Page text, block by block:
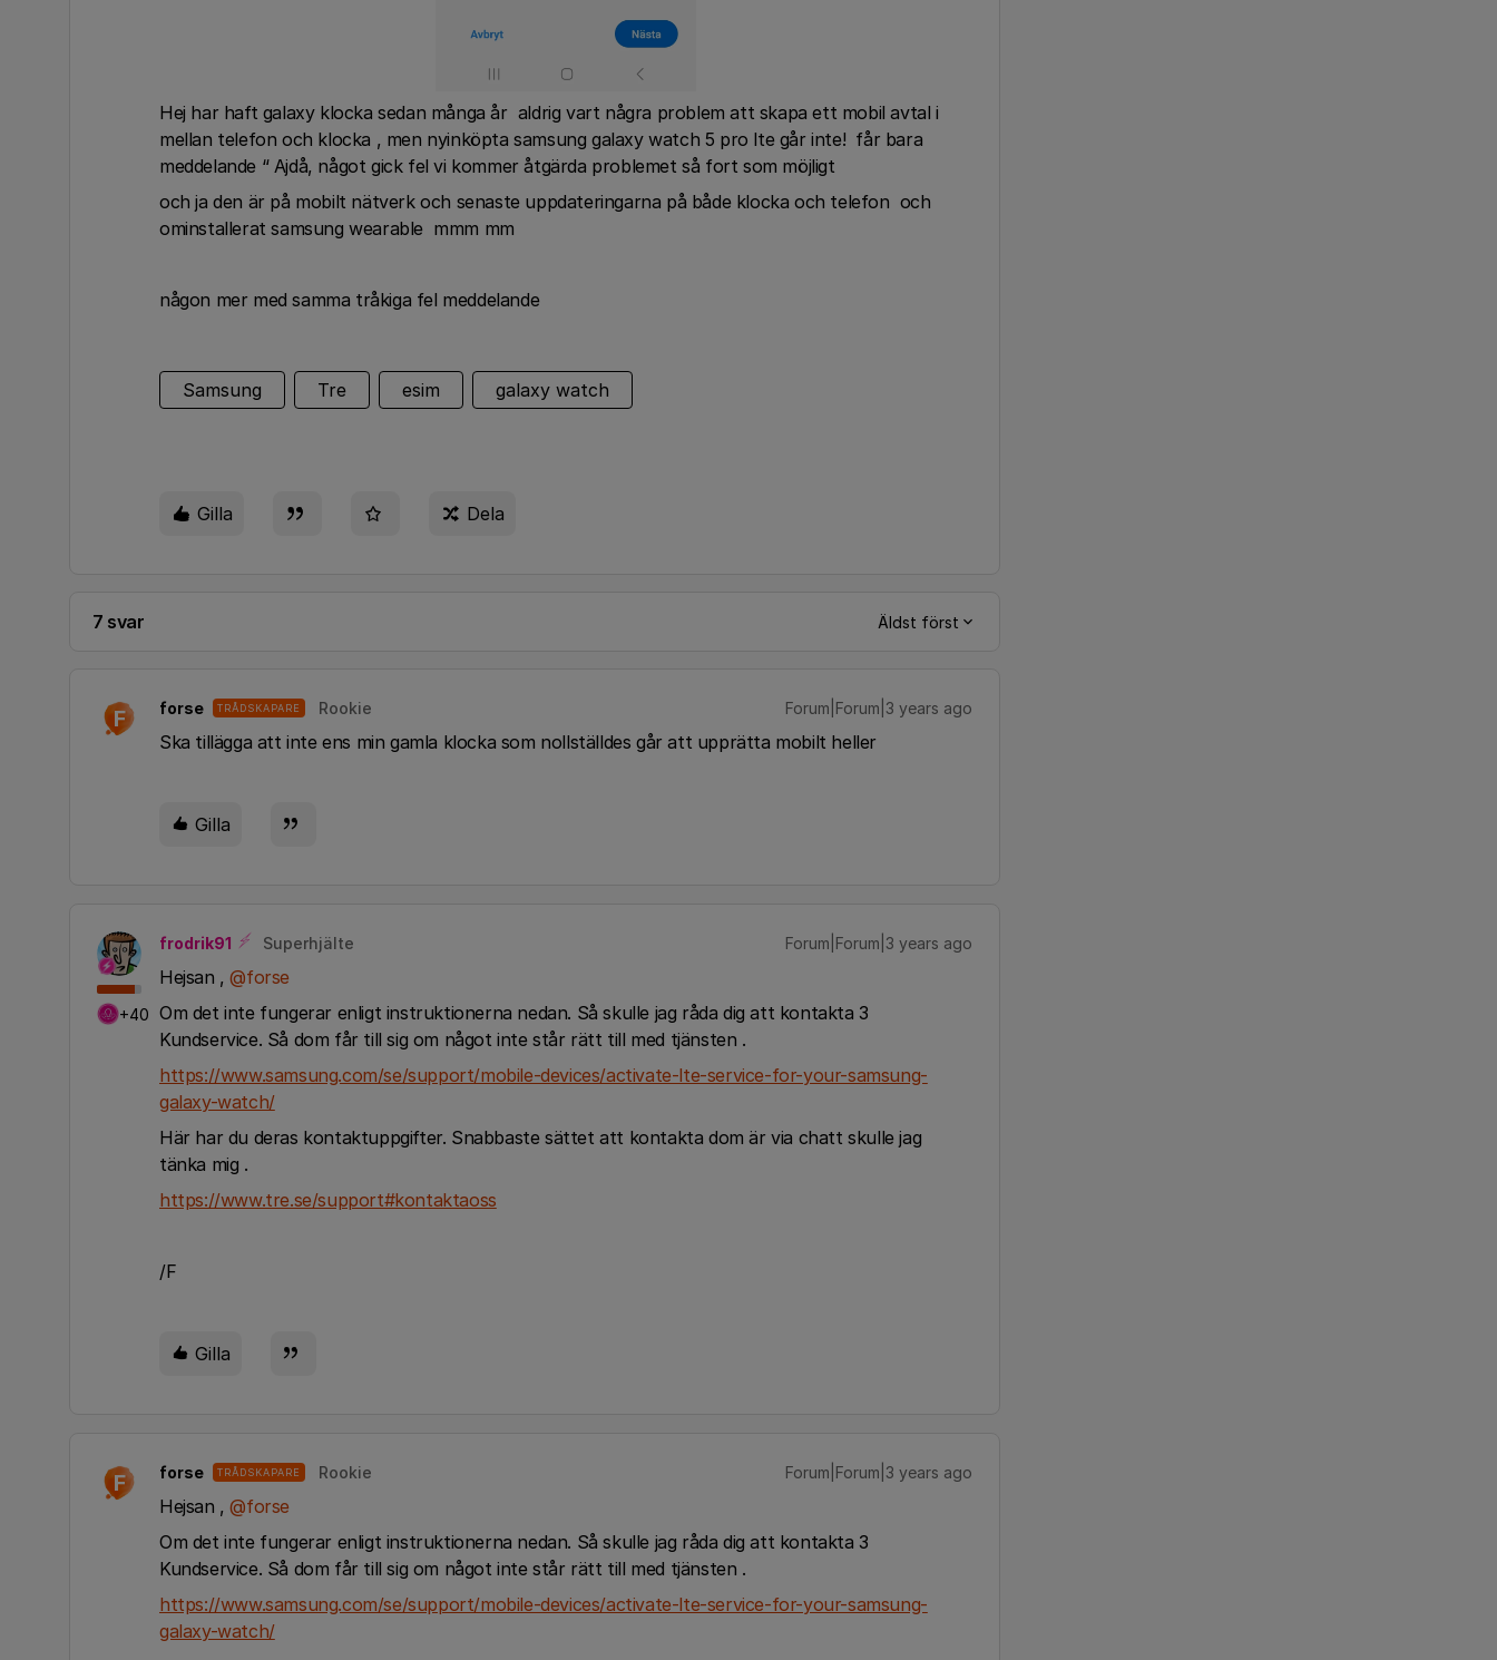
Hej har haft galaxy klocka sedan många år aldrig vart några problem att skapa ett mobil avtal i
mellan telefon och klocka , men nyinköpta samsung galaxy watch 5 pro lte går inte! får bara
meddelande “ Ajdå, något gick fel vi kommer åtgärda problemet så fort som möjligt
och ja den är på mobilt nätverk och senaste uppdateringarna på både klocka och telefon och
ominstallerat samsung wearable mmm mm
någon mer med samma tråkiga fel meddelande
Samsung Tre esim galaxy watch
Gilla Dela
7 svar Äldst först
F forse TRÅDSKAPARE Rookie Forum|Forum|3 years ago
Ska tillägga att inte ens min gamla klocka som nollställdes går att upprätta mobilt heller
Gilla
+40
frodrik91 Superhjälte Forum|Forum|3 years ago
Hejsan ,@forse
Om det inte fungerar enligt instruktionerna nedan. Så skulle jag råda dig att kontakta 3
Kundservice. Så dom får till sig om något inte står rätt till med tjänsten .
https://www.samsung.com/se/support/mobile-devices/activate-lte-service-for-your-samsung-
galaxy-watch/
Här har du deras kontaktuppgifter. Snabbaste sättet att kontakta dom är via chatt skulle jag
tänka mig .
https://www.tre.se/support#kontaktaoss
/F
Gilla
F forse TRÅDSKAPARE Rookie Forum|Forum|3 years ago
Hejsan ,@forse
Om det inte fungerar enligt instruktionerna nedan. Så skulle jag råda dig att kontakta 3
Kundservice. Så dom får till sig om något inte står rätt till med tjänsten .
https://www.samsung.com/se/support/mobile-devices/activate-lte-service-for-your-samsung-
galaxy-watch/